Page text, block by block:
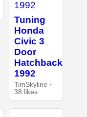
Tuning
Honda
Civic 3
Door
Hatchback
1992
TimSkyline ·
38 likes